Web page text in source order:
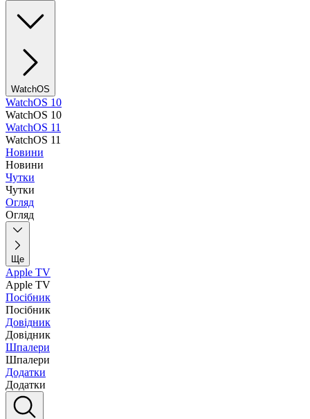
WatchOS
WatchOS 10
WatchOS 10
WatchOS 11
WatchOS 11
Новини
Новини
Чутки
Чутки
Огляд
Огляд
Ще
Apple TV
Apple TV
Посібник
Посібник
Довідник
Довідник
Шпалери
Шпалери
Додатки
Додатки